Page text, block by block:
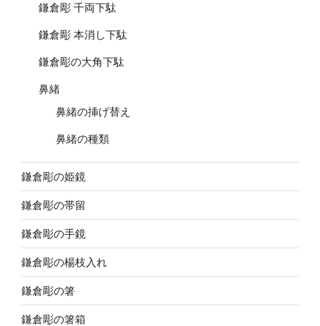
鎌倉彫 千両下駄
鎌倉彫 本消し下駄
鎌倉彫の大角下駄
鼻緒
鼻緒の挿げ替え
鼻緒の種類
鎌倉彫の姫鏡
鎌倉彫の帯留
鎌倉彫の手鏡
鎌倉彫の楊枝入れ
鎌倉彫の箸
鎌倉彫の箸箱